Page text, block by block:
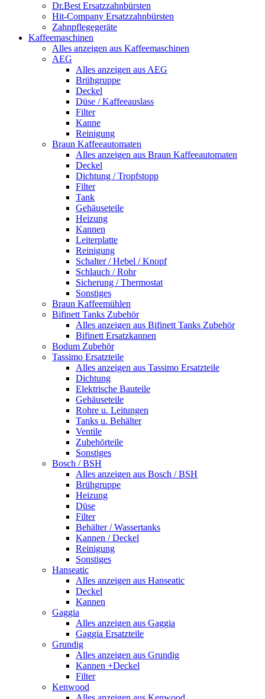
Dr.Best Ersatzzahnbürsten
Hit-Company Ersatzzahnbürsten
Zahnpflegegeräte
Kaffeemaschinen
Alles anzeigen aus Kaffeemaschinen
AEG
Alles anzeigen aus AEG
Brühgruppe
Deckel
Düse / Kaffeeauslass
Filter
Kanne
Reinigung
Braun Kaffeeautomaten
Alles anzeigen aus Braun Kaffeeautomaten
Deckel
Dichtung / Tropfstopp
Filter
Tank
Gehäuseteile
Heizung
Kannen
Leiterplatte
Reinigung
Schalter / Hebel / Knopf
Schlauch / Rohr
Sicherung / Thermostat
Sonstiges
Braun Kaffeemühlen
Bifinett Tanks Zubehör
Alles anzeigen aus Bifinett Tanks Zubehör
Bifinett Ersatzkannen
Bodum Zubehör
Tassimo Ersatzteile
Alles anzeigen aus Tassimo Ersatzteile
Dichtung
Elektrische Bauteile
Gehäuseteile
Rohre u. Leitungen
Tanks u. Behälter
Ventile
Zubehörteile
Sonstiges
Bosch / BSH
Alles anzeigen aus Bosch / BSH
Brühgruppe
Heizung
Düse
Filter
Behälter / Wassertanks
Kannen / Deckel
Reinigung
Sonstiges
Hanseatic
Alles anzeigen aus Hanseatic
Deckel
Kannen
Gaggia
Alles anzeigen aus Gaggia
Gaggia Ersatzteile
Grundig
Alles anzeigen aus Grundig
Kannen +Deckel
Filter
Kenwood